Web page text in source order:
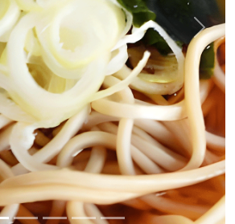
Next